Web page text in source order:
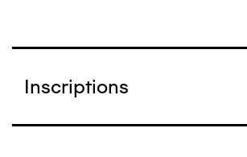
Inscriptions